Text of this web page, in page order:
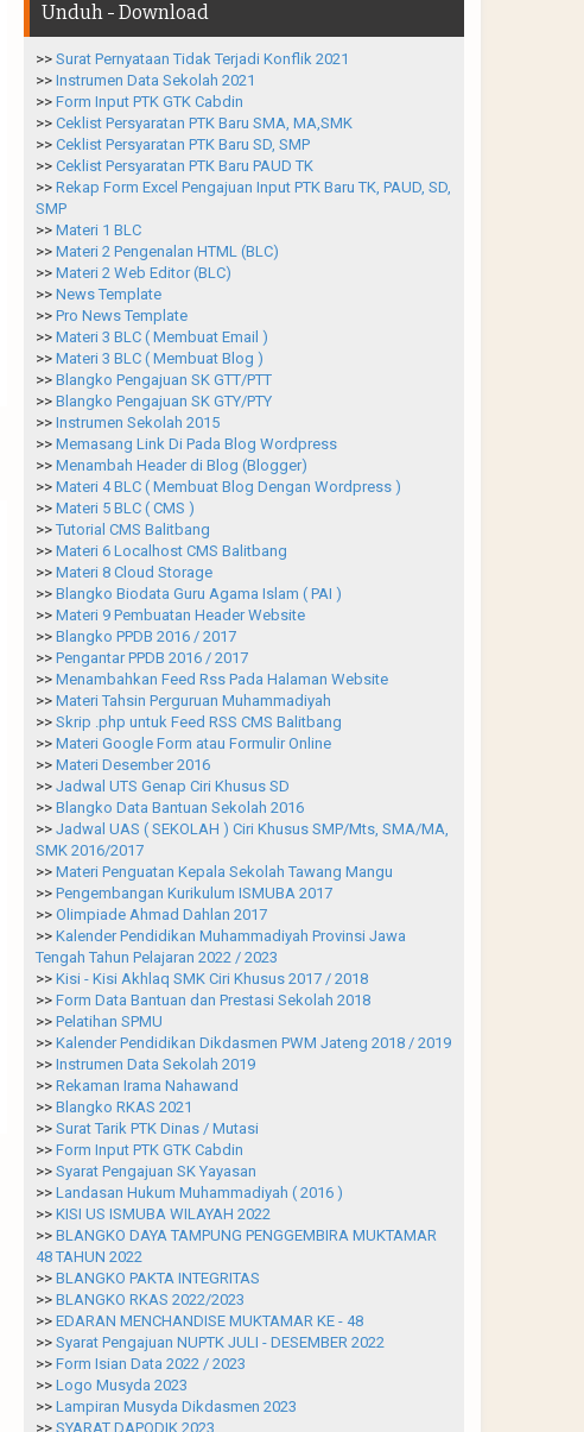
Unduh - Download
>> Surat Pernyataan Tidak Terjadi Konflik 2021
>> Instrumen Data Sekolah 2021
>> Form Input PTK GTK Cabdin
>> Ceklist Persyaratan PTK Baru SMA, MA,SMK
>> Ceklist Persyaratan PTK Baru SD, SMP
>> Ceklist Persyaratan PTK Baru PAUD TK
>> Rekap Form Excel Pengajuan Input PTK Baru TK, PAUD, SD,
SMP
>> Materi 1 BLC
>> Materi 2 Pengenalan HTML (BLC)
>> Materi 2 Web Editor (BLC)
>> News Template
>> Pro News Template
>> Materi 3 BLC ( Membuat Email )
>> Materi 3 BLC ( Membuat Blog )
>> Blangko Pengajuan SK GTT/PTT
>> Blangko Pengajuan SK GTY/PTY
>> Instrumen Sekolah 2015
>> Memasang Link Di Pada Blog Wordpress
>> Menambah Header di Blog (Blogger)
>> Materi 4 BLC ( Membuat Blog Dengan Wordpress )
>> Materi 5 BLC ( CMS )
>> Tutorial CMS Balitbang
>> Materi 6 Localhost CMS Balitbang
>> Materi 8 Cloud Storage
>> Blangko Biodata Guru Agama Islam ( PAI )
>> Materi 9 Pembuatan Header Website
>> Blangko PPDB 2016 / 2017
>> Pengantar PPDB 2016 / 2017
>> Menambahkan Feed Rss Pada Halaman Website
>> Materi Tahsin Perguruan Muhammadiyah
>> Skrip .php untuk Feed RSS CMS Balitbang
>> Materi Google Form atau Formulir Online
>> Materi Desember 2016
>> Jadwal UTS Genap Ciri Khusus SD
>> Blangko Data Bantuan Sekolah 2016
>> Jadwal UAS ( SEKOLAH ) Ciri Khusus SMP/Mts, SMA/MA,
SMK 2016/2017
>> Materi Penguatan Kepala Sekolah Tawang Mangu
>> Pengembangan Kurikulum ISMUBA 2017
>> Olimpiade Ahmad Dahlan 2017
>> Kalender Pendidikan Muhammadiyah Provinsi Jawa
Tengah Tahun Pelajaran 2022 / 2023
>> Kisi - Kisi Akhlaq SMK Ciri Khusus 2017 / 2018
>> Form Data Bantuan dan Prestasi Sekolah 2018
>> Pelatihan SPMU
>> Kalender Pendidikan Dikdasmen PWM Jateng 2018 / 2019
>> Instrumen Data Sekolah 2019
>> Rekaman Irama Nahawand
>> Blangko RKAS 2021
>> Surat Tarik PTK Dinas / Mutasi
>> Form Input PTK GTK Cabdin
>> Syarat Pengajuan SK Yayasan
>> Landasan Hukum Muhammadiyah ( 2016 )
>> KISI US ISMUBA WILAYAH 2022
>> BLANGKO DAYA TAMPUNG PENGGEMBIRA MUKTAMAR
48 TAHUN 2022
>> BLANGKO PAKTA INTEGRITAS
>> BLANGKO RKAS 2022/2023
>> EDARAN MENCHANDISE MUKTAMAR KE - 48
>> Syarat Pengajuan NUPTK JULI - DESEMBER 2022
>> Form Isian Data 2022 / 2023
>> Logo Musyda 2023
>> Lampiran Musyda Dikdasmen 2023
>> SYARAT DAPODIK 2023